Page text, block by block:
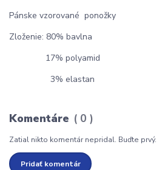
Pánske vzorované ponožky
Zloženie: 80% bavlna
17% polyamid
3% elastan
Komentáre 0
Zatial nikto komentár nepridal. Buďte prvý.
Pridať komentár